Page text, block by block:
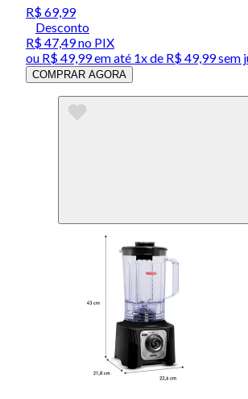
R$ 69,99
Desconto
R$ 47,49no PIX
ou R$ 49,99em até 1x de R$ 49,99sem
COMPRAR AGORA